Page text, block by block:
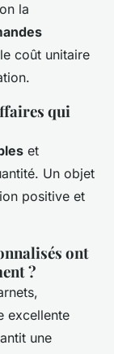
la
coût unitaire
qui
et
Un objet
positive et
ont
?
excellente
une